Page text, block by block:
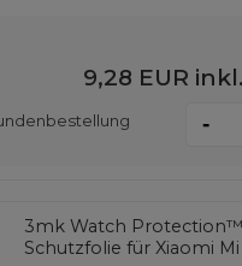
9,28 EUR
-
3mk Watch Protection™
Schutzfolie für Xiaomi